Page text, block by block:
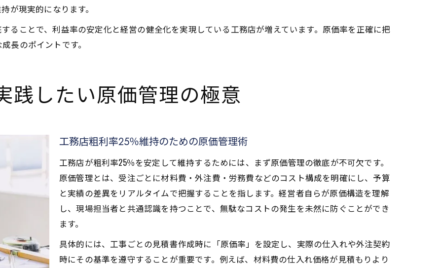
が現実的になります。
ることで、利益率の安定化と経営の健全化を実現している工務店が増えています。原価率を正確に把
長のポイントです。
践したい原価管理の極意
工務店粗利率25％維持のための原価管理術
工務店が粗利率25％を安定して維持するためには、まず原価管理の徹底が不可欠です。
原価管理とは、受注ごとに材料費・外注費・労務費などのコスト構成を明確にし、予算
と実績の差異をリアルタイムで把握することを指します。経営者自らが原価構造を理解
し、現場担当者と共通認識を持つことで、無駄なコストの発生を未然に防ぐことができ
ます。
具体的には、工事ごとの見積書作成時に「原価率」を設定し、実際の仕入れや外注契約
時にその基準を遵守することが重要です。例えば、材料費の仕入れ価格が見積もりより